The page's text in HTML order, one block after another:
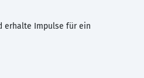
erhalte Impulse für ein